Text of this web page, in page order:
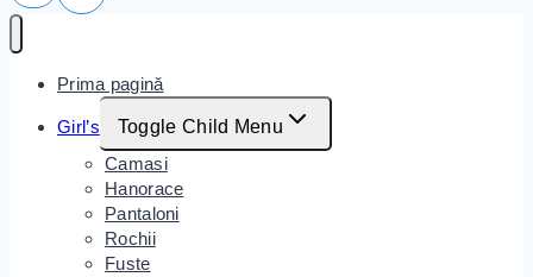
Prima pagină
Girl’s
Toggle Child Menu
Camasi
Hanorace
Pantaloni
Rochii
Fuste